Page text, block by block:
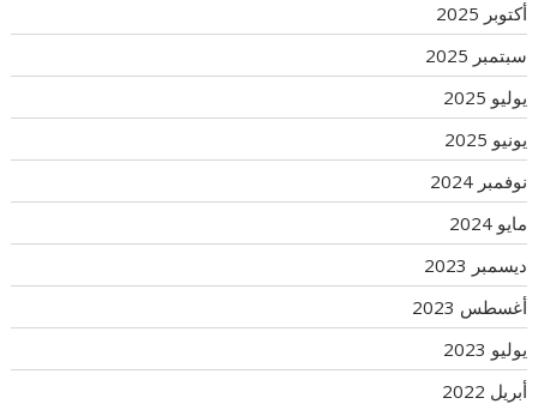
أكتوبر 2025
سبتمبر 2025
يوليو 2025
يونيو 2025
نوفمبر 2024
مايو 2024
ديسمبر 2023
أغسطس 2023
يوليو 2023
أبريل 2022